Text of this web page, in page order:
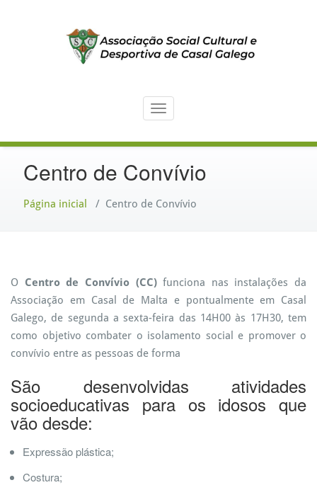
Associação Social Cultural e
Desportiva de Casal Galego
Toggle navigation
Centro de Convívio
Página inicial / Centro de Convívio
O Centro de Convívio (CC)funciona nas instalações da
Associação em Casal de Malta e pontualmente em Casal
Galego, de segunda a sexta-feira das 14H00 às 17H30, tem
como objetivo combater o isolamento social e promover o
convívio entre as pessoas de forma
São desenvolvidas atividades
socioeducativas para os idosos que
vão desde:
Expressão plástica;
Costura;